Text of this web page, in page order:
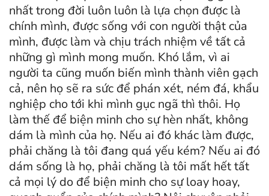
nhất trong đời luôn luôn là lựa chọn được là
chính mình, được sống với con người thật của
mình, được làm và chịu trách nhiệm về tất cả
những gì mình mong muốn. Khó lắm, vì ai
người ta cũng muốn biến mình thành viên gạch
cả, nên họ sẽ ra sức để phán xét, ném đá, khẩu
nghiệp cho tới khi mình gục ngã thì thôi. Họ
làm thế để biện minh cho sự hèn nhất, không
dám là mình của họ. Nếu ai đó khác làm được,
phải chăng là tôi đang quá yếu kém? Nếu ai đó
dám sống là họ, phải chăng là tôi mất hết tất
cả mọi lý do để biện minh cho sự loay hoay,